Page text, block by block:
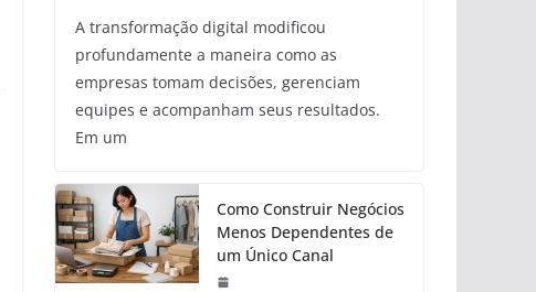
A transformação digital modificou
profundamente a maneira como as
empresas tomam decisões, gerenciam
equipes e acompanham seus resultados.
Em um
Como Construir Negócios
Menos Dependentes de
um Único Canal